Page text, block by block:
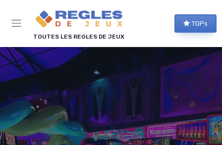
TOUTES LES REGLES DE JEUX
TOPs